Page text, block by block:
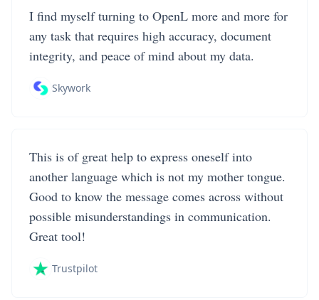
I find myself turning to OpenL more and more for
any task that requires high accuracy, document
integrity, and peace of mind about my data.
Skywork
This is of great help to express oneself into
another language which is not my mother tongue.
Good to know the message comes across without
possible misunderstandings in communication.
Great tool!
Trustpilot